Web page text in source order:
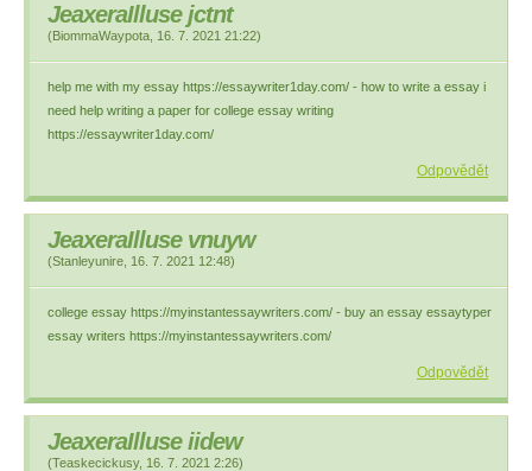
JeaxeraIlluse jctnt
(BiommaWaypota 16. 7. 2021 21:22)
help me with my essay https://essaywriter1day.com/ - how to write a essay i
need help writing a paper for college essay writing
https://essaywriter1day.com/
Odpovědět
JeaxeraIlluse vnuyw
(Stanleyunire 16. 7. 2021 12:48)
college essay https://myinstantessaywriters.com/ - buy an essay essaytyper
essay writers https://myinstantessaywriters.com/
Odpovědět
JeaxeraIlluse iidew
(Teaskecickusy, 16. 7. 2021 2:26)